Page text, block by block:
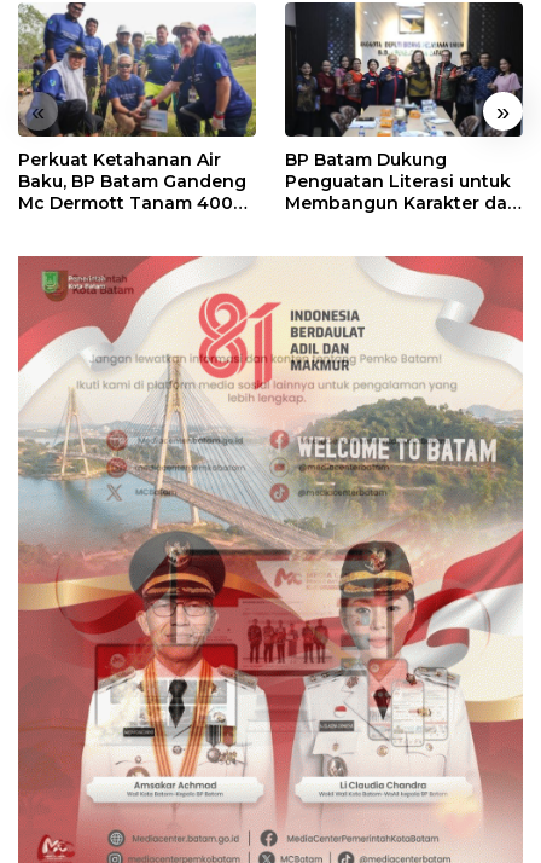
« »
Perkuat Ketahanan Air
Baku, BP Batam Gandeng
Mc Dermott Tanam 400
BP Batam Dukung
Penguatan Literasi untuk
Membangun Karakter dan